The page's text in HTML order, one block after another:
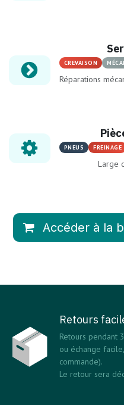
CREVAISON
Réparations
PNEUS FREINAGE
Large
Accéder à la
Retours
Retours pendant
ou échange
commande).
Le retour sera